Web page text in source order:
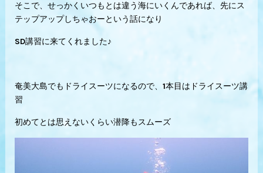
そこで、せっかくいつもとは違う海にいくんであれば、先にス
テップアップしちゃおーという話になり
SD講習に来てくれました♪
奄美大島でもドライスーツになるので、1本目はドライスーツ講
習
初めてとは思えないくらい潜降もスムーズ